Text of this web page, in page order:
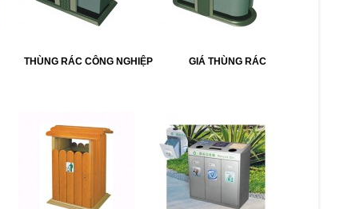
THÙNG RÁC CÔNG NGHIỆP GIÁ THÙNG RÁC